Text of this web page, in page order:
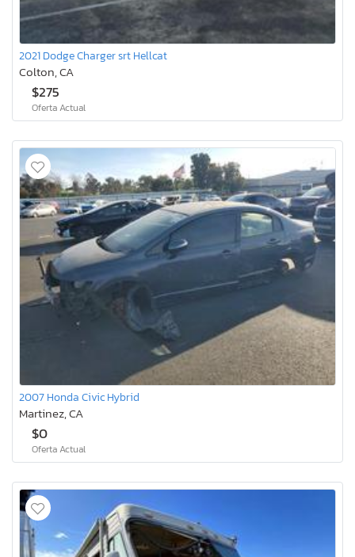
2021 Dodge Charger srt Hellcat
Colton, CA
$275
Oferta Actual
2007 Honda Civic Hybrid
Martinez, CA
$0
Oferta Actual